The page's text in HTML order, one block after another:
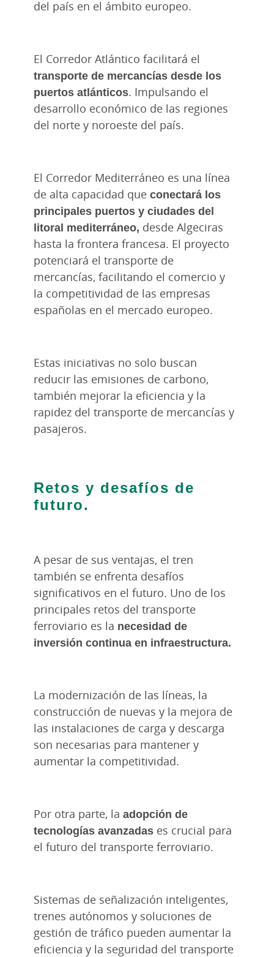
del país en el ámbito europeo.
El Corredor Atlántico facilitará el
transporte de mercancías desde los
puertos atlánticos. Impulsando el
desarrollo económico de las regiones
del norte y noroeste del país.
El Corredor Mediterráneo es una línea
de alta capacidad que conectará los
principales puertos y ciudades del
litoral mediterráneo, desde Algeciras
hasta la frontera francesa. El proyecto
potenciará el transporte de
mercancías, facilitando el comercio y
la competitividad de las empresas
españolas en el mercado europeo.
Estas iniciativas no solo buscan
reducir las emisiones de carbono,
también mejorar la eficiencia y la
rapidez del transporte de mercancías y
pasajeros.
Retos y desafíos de
futuro.
A pesar de sus ventajas, el tren
también se enfrenta desafíos
significativos en el futuro. Uno de los
principales retos del transporte
ferroviario es la necesidad de
inversión continua en infraestructura.
La modernización de las líneas, la
construcción de nuevas y la mejora de
las instalaciones de carga y descarga
son necesarias para mantener y
aumentar la competitividad.
Por otra parte, la adopción de
tecnologías avanzadas es crucial para
el futuro del transporte ferroviario.
Sistemas de señalización inteligentes,
trenes autónomos y soluciones de
gestión de tráfico pueden aumentar la
eficiencia y la seguridad del transporte